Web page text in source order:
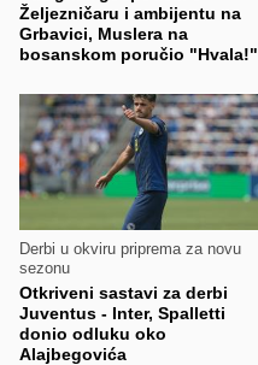
Željezničaru i ambijentu na
Grbavici, Muslera na
bosanskom poručio "Hvala!"
Derbi u okviru priprema za novu
sezonu
Otkriveni sastavi za derbi
Juventus - Inter, Spalletti
donio odluku oko
Alajbegovića